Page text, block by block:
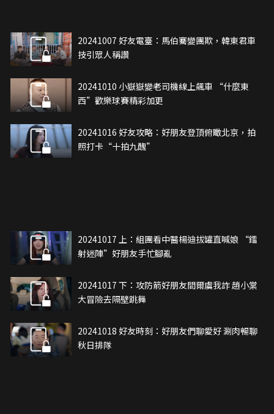
20241007 好友電臺：馬伯騫變團欺，韓東君車
技引眾人稱讚
20241010 小嶽嶽變老司機線上飆車 “什麼東
西”歡樂球賽精彩加更
20241016 好友攻略：好朋友登頂俯瞰北京，拍
照打卡“十拍九醜”
20241017 上：組團看中醫楊迪拔罐直喊娘 “鐳
射迷陣”好朋友手忙腳亂
20241017 下：攻防箭好朋友間爾虞我詐 趙小棠
大冒險去隔壁跳舞
20241018 好友時刻：好朋友們聊愛好 涮肉暢聊
秋日排隊